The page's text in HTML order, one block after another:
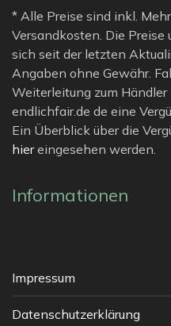
* Alle Preise sind inkl.
Versandkosten. Die
sich seit der letzten
Angaben ohne Gewähr.
Weiterleitung zum
endlichfair.de de eine
Ein Überblick über die
hiereingesehen werden.
Informationen
Impressum
Datenschutzerklärung